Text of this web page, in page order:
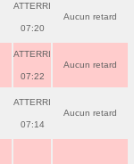
ATTERRI
07:20
Aucun retard
ATTERRI
07:22
Aucun retard
ATTERRI
07:14
Aucun retard